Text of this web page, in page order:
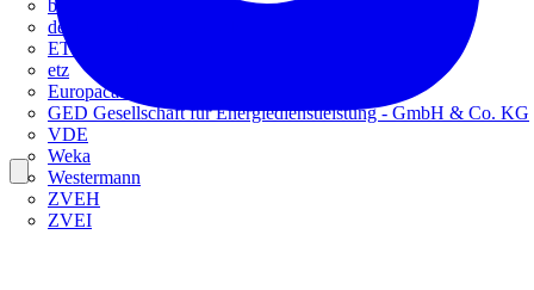
bfe
de - das Elektrohandwerk
ETIM Deutschland eV
etz
Europacable
GED Gesellschaft für Energiedienstleistung - GmbH & Co. KG
VDE
Weka
Westermann
ZVEH
ZVEI